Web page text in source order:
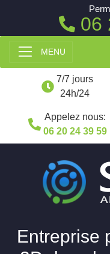
MENU
7/7 jours
24h/24
Appelez nous:
06 20 24 39 59
Entreprise
06